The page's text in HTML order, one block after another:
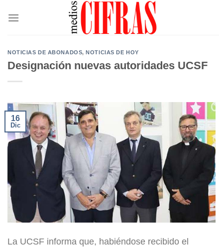
NOTICIAS DE ABONADOS,NOTICIAS DE HOY
Designación nuevas autoridades UCSF
16
Dic
La UCSF informa que, habiéndose recibido el